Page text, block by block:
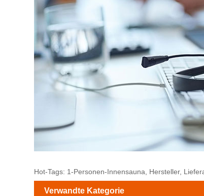
Hot-Tags: 1-Personen-Innensauna, Hersteller,
Verwandte Kategorie